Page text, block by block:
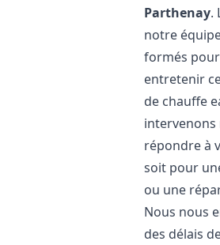
Parthenay.
notre
formés
entretenir
de chauffe
répondre à
soit pour
ou une
Nous nous
des délais